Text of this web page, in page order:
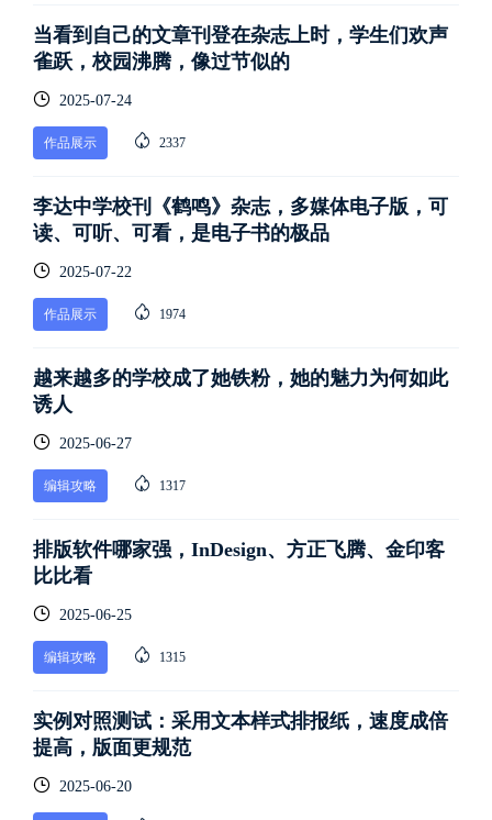
当看到自己的文章刊登在杂志上时，学生们欢声
雀跃，校园沸腾，像过节似的
2025-07-24
作品展示 2337
李达中学校刊《鹤鸣》杂志，多媒体电子版，可
读、可听、可看，是电子书的极品
2025-07-22
作品展示 1974
越来越多的学校成了她铁粉，她的魅力为何如此
诱人
2025-06-27
编辑攻略 1317
排版软件哪家强，InDesign、方正飞腾、金印客
比比看
2025-06-25
编辑攻略 1315
实例对照测试：采用文本样式排报纸，速度成倍
提高，版面更规范
2025-06-20